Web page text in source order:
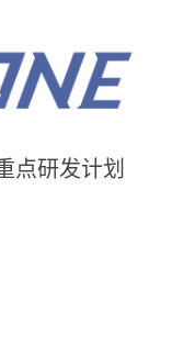
点研发计划